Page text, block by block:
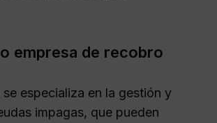
empresa de recobro
se especializa en la gestión y
impagas, que pueden